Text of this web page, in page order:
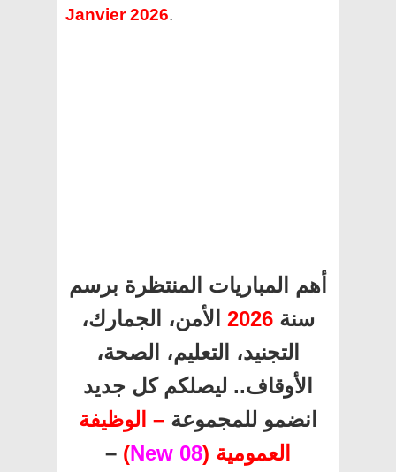
Janvier 2026.
أهم المباريات المنتظرة برسم
سنة 2026 الأمن، الجمارك،
التجنيد، التعليم، الصحة،
الأوقاف.. ليصلكم كل جديد
انضمو للمجموعة – الوظيفة
العمومية (08 New
)
–